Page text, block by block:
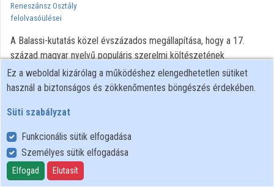
Reneszánsz Osztály
felolvasóülései
A Balassi-kutatás közel évszázados megállapítása, hogy a 17.
század magyar nyelvű populáris szerelmi költészetének
jószerével az egésze Balassi Bálint lírikusi tevékenységének
hatása alatt jött létre. A kezdeményező vizsgálódások nyomán
az életmű különböző szegmenseinek ismeretében és az
közösség a Madách–Rimay kódexek szerelmes énekeinek
ismeretlen szerzőié. Eszményük a Célia-ciklus ihlette rövid,
három-négy versszaknyi ének, mely Balassi-strófákból vagy
Ez a weboldal kizárólag a működéshez elengedhetetlen sütiket
használ a biztonságos és zökkenőmentes böngészés érdekében.
Süti szabályzat
Funkcionális sütik elfogadása
Személyes sütik elfogadása
Elfogad Elutasít